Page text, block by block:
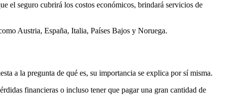
el seguro cubrirá los costos económicos, brindará servicios de
Austria, España, Italia, Países Bajos y Noruega.
a la pregunta de qué es, su importancia se explica por sí misma.
financieras o incluso tener que pagar una gran cantidad de